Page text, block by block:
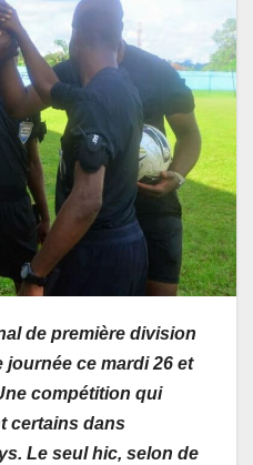
de première division
journée ce mardi 26 et
compétition qui
certains dans
Le seul hic, selon de